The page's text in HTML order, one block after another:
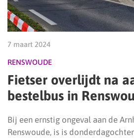
7 maart 2024
RENSWOUDE
Fietser overlijdt na
bestelbus in
Bij een ernstig ongeval aan de
Renswoude, is is